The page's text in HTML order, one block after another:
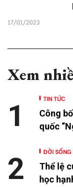
17/01/2023
Xem
TIN TỨC
Công
quốc
1
ĐỜI SỐNG
Thể lệ
học
2